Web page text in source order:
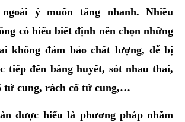
ý muốn tăng nhanh. Nhiều
có hiểu biết định nên chọn những
không đảm bảo chất lượng, dễ bị
tiếp đến băng huyết, sót nhau thai,
tử cung, rách cổ tử cung,…
được hiểu là phương pháp nhằm